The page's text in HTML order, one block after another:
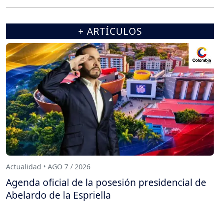
+ ARTÍCULOS
Actualidad • AGO 7 / 2026
Agenda oficial de la posesión presidencial de
Abelardo de la Espriella